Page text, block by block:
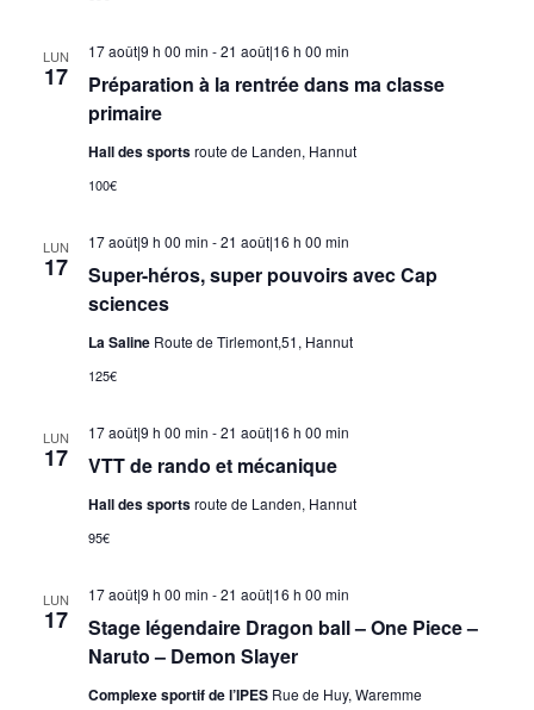
LUN
17
Préparation à la rentrée dans ma classe
primaire
17 août|9 h 00 min -21 août|16 h 00 min
Hall des sportsroute de Landen, Hannut
100€
LUN
17
Super-héros, super pouvoirs avec Cap
sciences
17 août|9 h 00 min -21 août|16 h 00 min
La Saline Route de Tirlemont,51, Hannut
125€
LUN
17 VTT de rando et mécanique
17 août|9 h 00 min -21 août|16 h 00 min
Hall des sportsroute de Landen, Hannut
95€
LUN
17
Stage légendaire Dragon ball – One Piece –
Naruto – Demon Slayer
17 août|9 h 00 min -21 août|16 h 00 min
Complexe sportif de l’IPES Rue de Huy, Waremme